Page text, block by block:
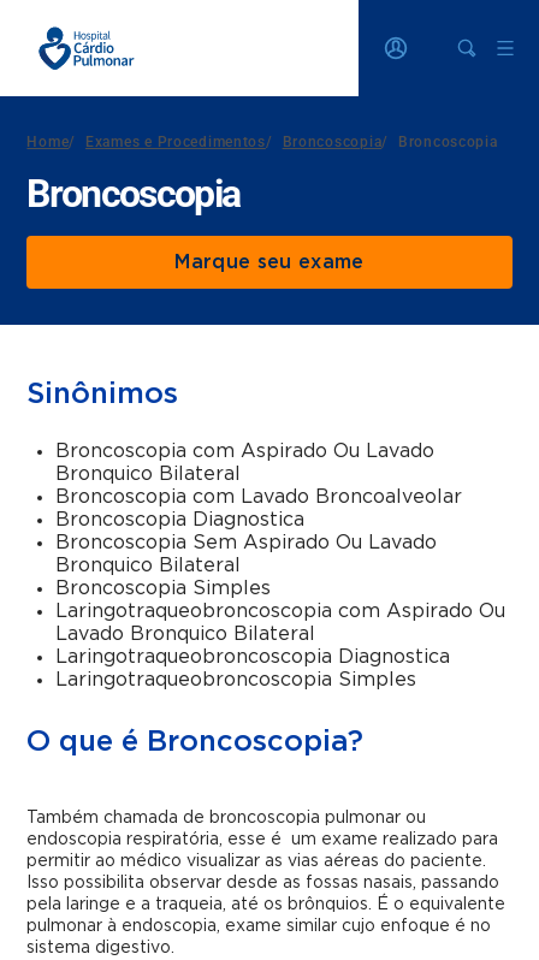
Home/ Exames e Procedimentos/ Broncoscopia/ Broncoscopia
Broncoscopia
Marque seu exame
Sinônimos
Broncoscopia com Aspirado Ou Lavado
Bronquico Bilateral
Broncoscopia com Lavado Broncoalveolar
Broncoscopia Diagnostica
Broncoscopia Sem Aspirado Ou Lavado
Bronquico Bilateral
Broncoscopia Simples
Laringotraqueobroncoscopia com Aspirado Ou
Lavado Bronquico Bilateral
Laringotraqueobroncoscopia Diagnostica
Laringotraqueobroncoscopia Simples
O que é Broncoscopia?
Também chamada de broncoscopia pulmonar ou
endoscopia respiratória, esse é um exame realizado para
permitir ao médico visualizar as vias aéreas do paciente.
Isso possibilita observar desde as fossas nasais, passando
pela laringe e a traqueia, até os brônquios. É o equivalente
pulmonar à endoscopia, exame similar cujo enfoque é no
sistema digestivo.